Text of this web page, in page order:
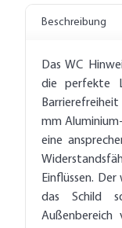
Beschreibung
Das WC
die perfekte
mm
eine
Einflüssen.
das Schild